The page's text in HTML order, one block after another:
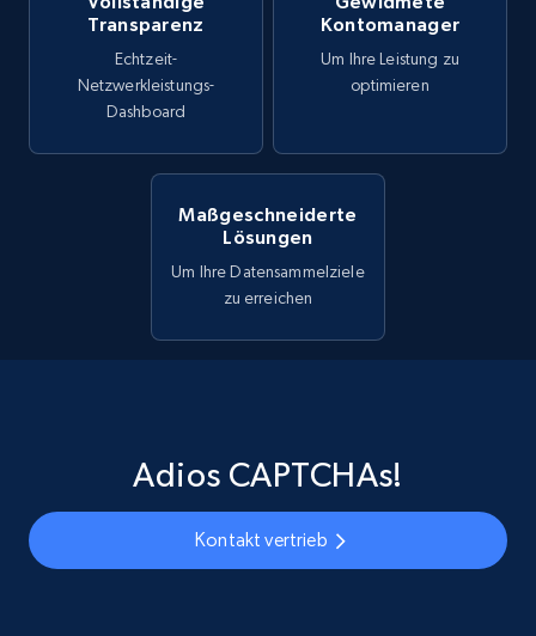
Transparenz
Echtzeit-
Netzwerkleistungs-
Dashboard
Kontomanager
Um Ihre Leistung zu
optimieren
Maßgeschneiderte
Lösungen
Um Ihre Datensammelziele
zu erreichen
Adios CAPTCHAs!
Kontakt vertrieb